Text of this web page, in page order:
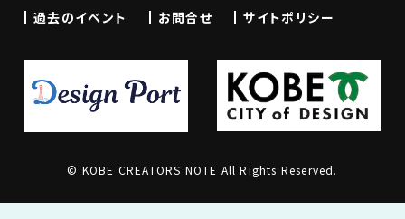
過去のイベント
お問合せ サイトポリシー
© KOBE CREATORS NOTE All Rights Reserved.